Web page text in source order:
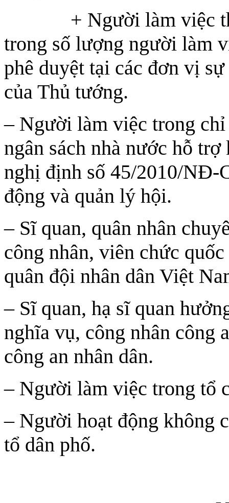
+ Người làm việc
trong số lượng người làm
phê duyệt tại các đơn vị
của Thủ tướng.
– Người làm việc trong
ngân sách nhà nước hỗ
nghị định số 45/2010/NĐ-
động và quản lý hội.
– Sĩ quan, quân nhân
công nhân, viên chức
quân đội nhân dân Việt
– Sĩ quan, hạ sĩ quan
nghĩa vụ, công nhân công
công an nhân dân.
– Người làm việc trong tổ
– Người hoạt động không
tổ dân phố.